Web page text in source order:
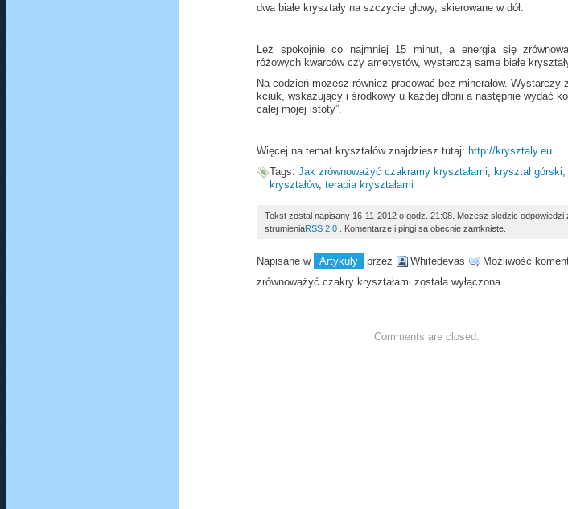
dwa białe kryształy na szczycie głowy, skierowane w dół.
Leż spokojnie co najmniej 15 minut, a energia się
różowych kwarców czy ametystów, wystarczą same białe
Na codzień możesz również pracować bez minerałów. Wystarczy
kciuk, wskazujący i środkowy u każdej dłoni a następnie wydać
całej mojej istoty”.
Więcej na temat kryształów znajdziesz tutaj: http://krysztaly.eu
Tags: Jak zrównoważyć czakramy kryształami, kryształ górski,
kryształów, terapia kryształami
Tekst zostal napisany 16-11-2012 o godz. 21:08. Mozesz sledzic odpowiedzi
strumieniaRSS 2.0 . Komentarze i pingi sa obecnie zamkniete.
Napisane w Artykuły przez Whitedevas Możliwość
zrównoważyć czakry kryształami została wyłączona
Comments are closed.